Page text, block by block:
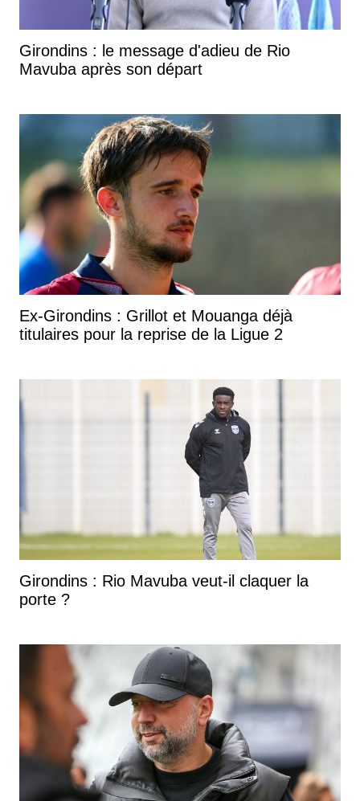
Girondins : le message d'adieu de Rio
Mavuba après son départ
Ex-Girondins : Grillot et Mouanga déjà
titulaires pour la reprise de la Ligue 2
Girondins : Rio Mavuba veut-il claquer la
porte ?